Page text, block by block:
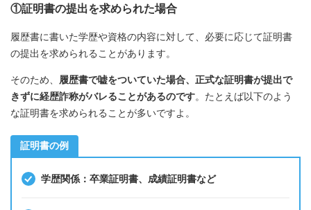
①証明書の提出を求められた場合
履歴書に書いた学歴や資格の内容に対して、必要に応じて証明書
の提出を求められることがあります。
そのため、 履歴書で嘘をついていた場合、正式な証明書が提出で
きずに経歴詐称がバレることがあるのです。たとえば以下のよう
な証明書を求められることが多いですよ。
証明書の例
学歴関係：卒業証明書、成績証明書など